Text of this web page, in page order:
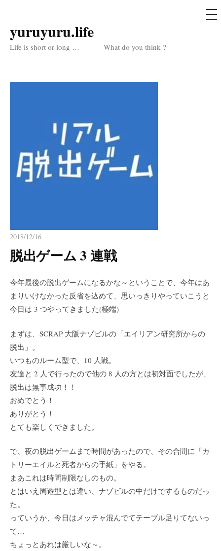
コ
ン
ツ
yuruyuru.life
Life is short or long … What do you think ?
メ
ニ
2018/12/16
脱出ゲーム 3 連戦
今年最後の脱出ゲームになるかな～ということで、今年はあ
まりいけなかった反省を込めて、思いっきりやっていこうと
今日は 3 つやってきました(極端)
まずは、SCRAP 大阪ナゾビルの「エイリアン研究所からの
脱出」。
いつものルーム型で、10 人戦。
友達と 2 人で行ったので他の 8 人の方とは初対面でしたが、
脱出は無事成功！！
おめでとう！
ありがとう！
とても楽しくできました。
で、夜の脱出ゲームまで時間があったので、その合間に「カ
トリーエイルと死者からの手紙」をやる。
まあこれは時間制限なしのもの。
とはいえ周遊型とは違い、ナゾビルの中だけでするものだっ
た。
っていうか、今日はメッチャ混んでてテーブル足りてないっ
て…
ちょっとあれは厳しいな～。